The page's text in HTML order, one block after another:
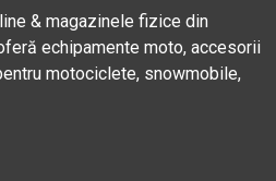
& magazinele fizice din
echipamente moto, accesorii
motociclete, snowmobile,